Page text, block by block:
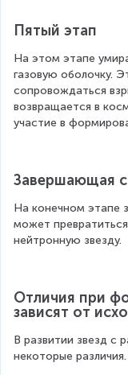
Пятый этап
На этом этапе
газовую оболочку.
сопровождаться
возвращается в
участие в
Завершающая
На конечном этапе
может
нейтронную звезду.
Отличия при
зависят от
В развитии звезд с
некоторые различия.